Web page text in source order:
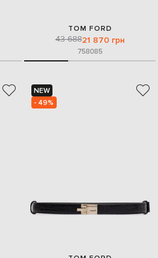
TOM FORD
43 68821 870 грн
758085
NEW
- 49%